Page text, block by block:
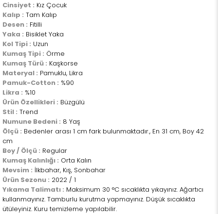
Cinsiyet : Kız Çocuk
Kalıp : Tam Kalıp
Desen : Fitilli
Yaka : Bisiklet Yaka
Kol Tipi : Uzun
Kumaş Tipi : Örme
Kumaş Türü : Kaşkorse
Materyal : Pamuklu, Likra
Pamuk-Cotton : %90
Likra : %10
Ürün Özellikleri : Büzgülü
Stil : Trend
Numune Bedeni : 8 Yaş
Ölçü : Bedenler arası 1 cm fark bulunmaktadır., En 31 cm, Boy 42
cm
Boy / Ölçü : Regular
Kumaş Kalınlığı : Orta Kalın
Mevsim : İlkbahar, Kış, Sonbahar
Ürün Sezonu : 2022 / 1
Yıkama Talimatı : Maksimum 30 °C sıcaklıkta yıkayınız. Ağartıcı
kullanmayınız. Tamburlu kurutma yapmayınız. Düşük sıcaklıkta
ütüleyiniz. Kuru temizleme yapılabilir.